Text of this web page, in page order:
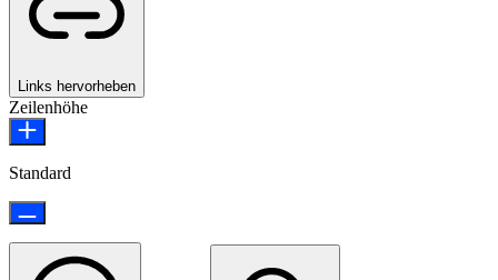
Links hervorheben
Zeilenhöhe
Standard